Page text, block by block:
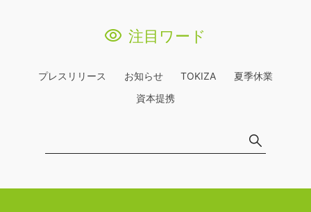
注目ワード
プレスリリース お知らせ TOKIZA
夏季休業
資本提携